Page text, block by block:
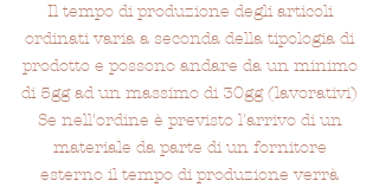
Il tempo di produzione degli articoli
ordinati varia a seconda della tipologia di
prodotto e possono andare da un minimo
di 5gg ad un massimo di 30gg (lavorativi)
Se nell'ordine è previsto l'arrivo di un
materiale da parte di un fornitore
esterno il tempo di produzione verrà